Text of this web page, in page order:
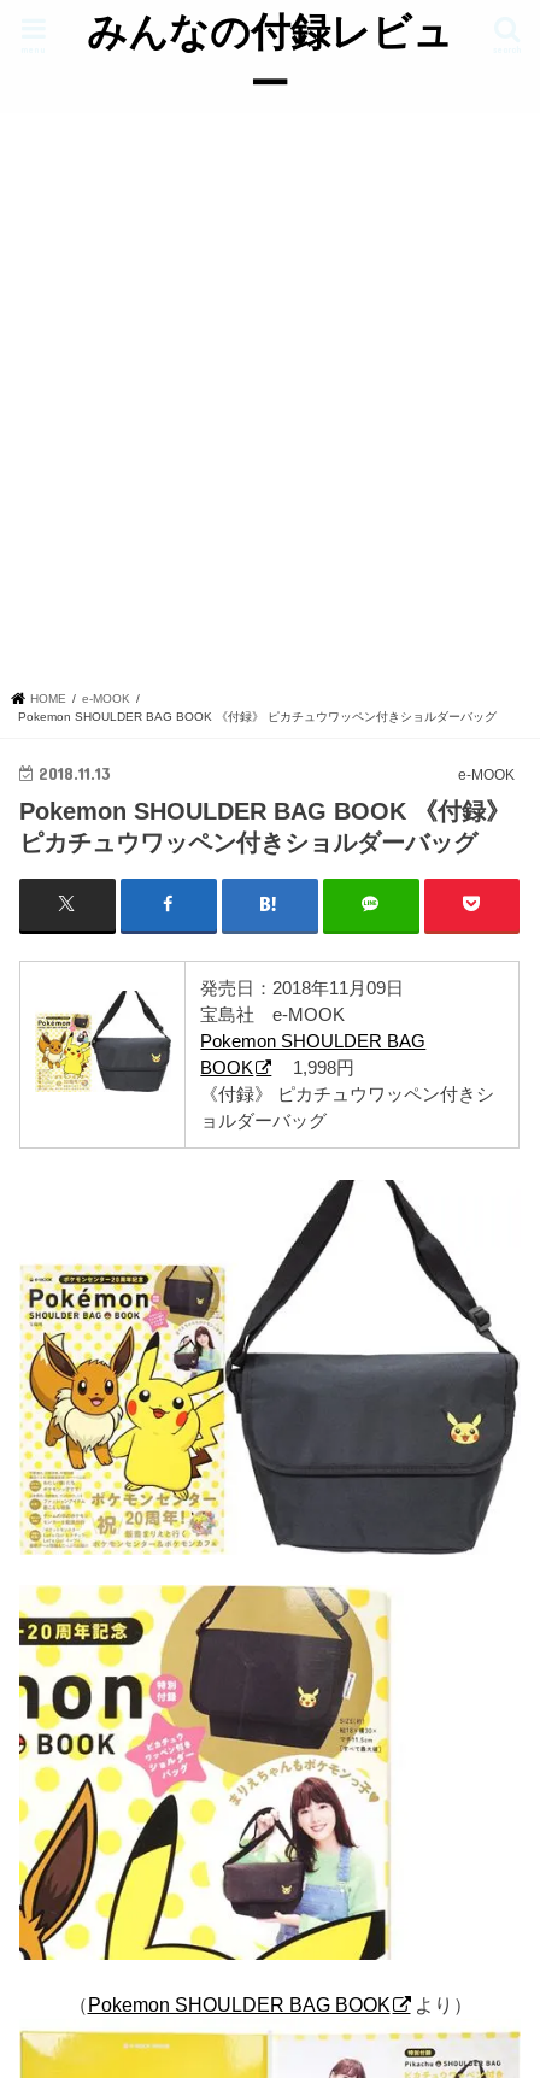
みんなの付録レビュ
ー
HOME
e-MOOK
Pokemon SHOULDER BAG BOOK 《付録》 ピカチュウワッペン付きショルダーバッグ
e-MOOK
2018.11.13
Pokemon SHOULDER BAG BOOK 《付録》
ピカチュウワッペン付きショルダーバッグ
発売日：2018年11月09日
宝島社 e-MOOK
Pokemon SHOULDER BAG
BOOK
1,998円
《付録》 ピカチュウワッペン付きシ
ョルダーバッグ
（Pokemon SHOULDER BAG BOOK より）